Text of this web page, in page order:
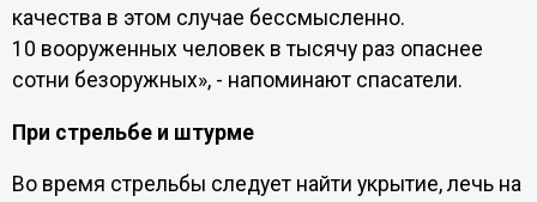
качества в этом случае бессмысленно.
10 вооруженных человек в тысячу раз опаснее
сотни безоружных», - напоминают спасатели.
При стрельбе и штурме
Во время стрельбы следует найти укрытие, лечь на